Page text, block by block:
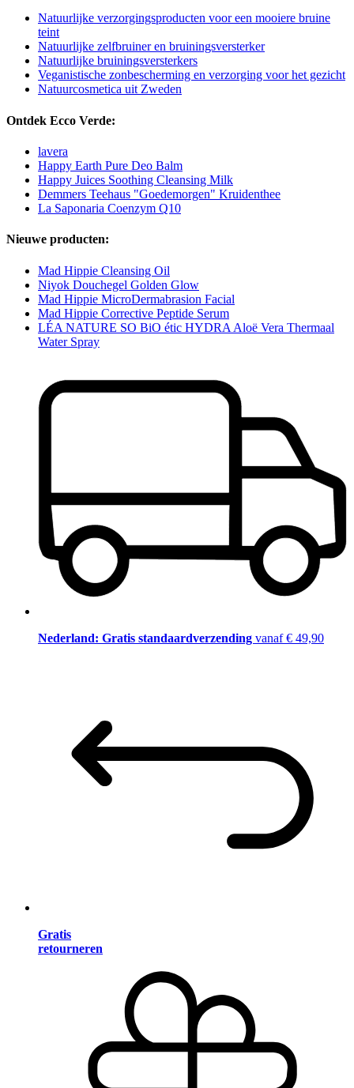
Natuurlijke verzorgingsproducten voor een mooiere bruine
teint
Natuurlijke zelfbruiner en bruiningsversterker
Natuurlijke bruiningsversterkers
Veganistische zonbescherming en verzorging voor het gezicht
Natuurcosmetica uit Zweden
Ontdek Ecco Verde:
lavera
Happy Earth Pure Deo Balm
Happy Juices Soothing Cleansing Milk
Demmers Teehaus "Goedemorgen" Kruidenthee
La Saponaria Coenzym Q10
Nieuwe producten:
Mad Hippie Cleansing Oil
Niyok Douchegel Golden Glow
Mad Hippie MicroDermabrasion Facial
Mad Hippie Corrective Peptide Serum
LÉA NATURE SO BiO étic HYDRA Aloë Vera Thermaal
Water Spray
Nederland: Gratis standaardverzending vanaf € 49,90
Gratis
retourneren